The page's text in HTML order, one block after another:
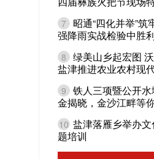
7
昭通“四化并举”
强降雨实战检验中胜
8 绿美山乡起宏图
盐津推进农业农村现
9 铁人三项暨公开
金揭晓，金沙江畔等
10 盐津落雁乡举办
题培训